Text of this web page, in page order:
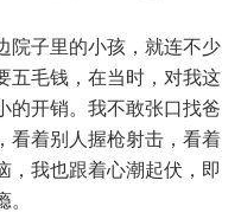
子里的小孩，就连不少
五毛钱，在当时，对我这
的开销。我不敢张口找爸
看着别人握枪射击，看着
，我也跟着心潮起伏，即